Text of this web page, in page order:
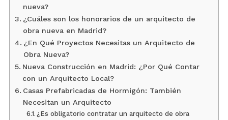
nueva?
¿Cuáles son los honorarios de un arquitecto de
obra nueva en Madrid?
¿En Qué Proyectos Necesitas un Arquitecto de
Obra Nueva?
Nueva Construcción en Madrid: ¿Por Qué Contar
con un Arquitecto Local?
Casas Prefabricadas de Hormigón: También
Necesitan un Arquitecto
¿Es obligatorio contratar un arquitecto de obra